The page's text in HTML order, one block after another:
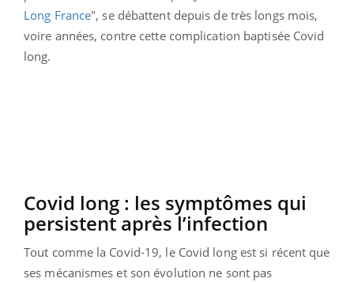
Long France", se débattent depuis de très longs mois,
voire années, contre cette complication baptisée Covid
long.
Covid long : les symptômes qui
persistent après l’infection
Tout comme la Covid-19, le Covid long est si récent que
ses mécanismes et son évolution ne sont pas